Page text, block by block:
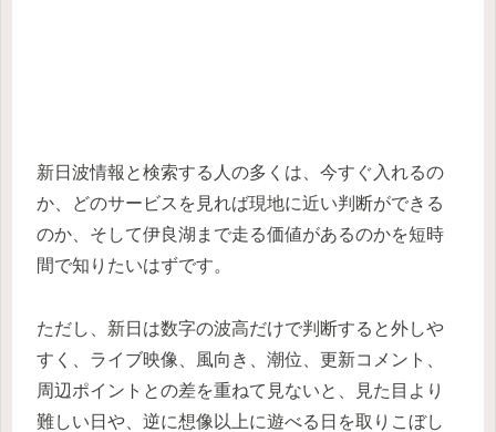
新日波情報と検索する人の多くは、今すぐ入れるの
か、どのサービスを見れば現地に近い判断ができる
のか、そして伊良湖まで走る価値があるのかを短時
間で知りたいはずです。
ただし、新日は数字の波高だけで判断すると外しや
すく、ライブ映像、風向き、潮位、更新コメント、
周辺ポイントとの差を重ねて見ないと、見た目より
難しい日や、逆に想像以上に遊べる日を取りこぼし